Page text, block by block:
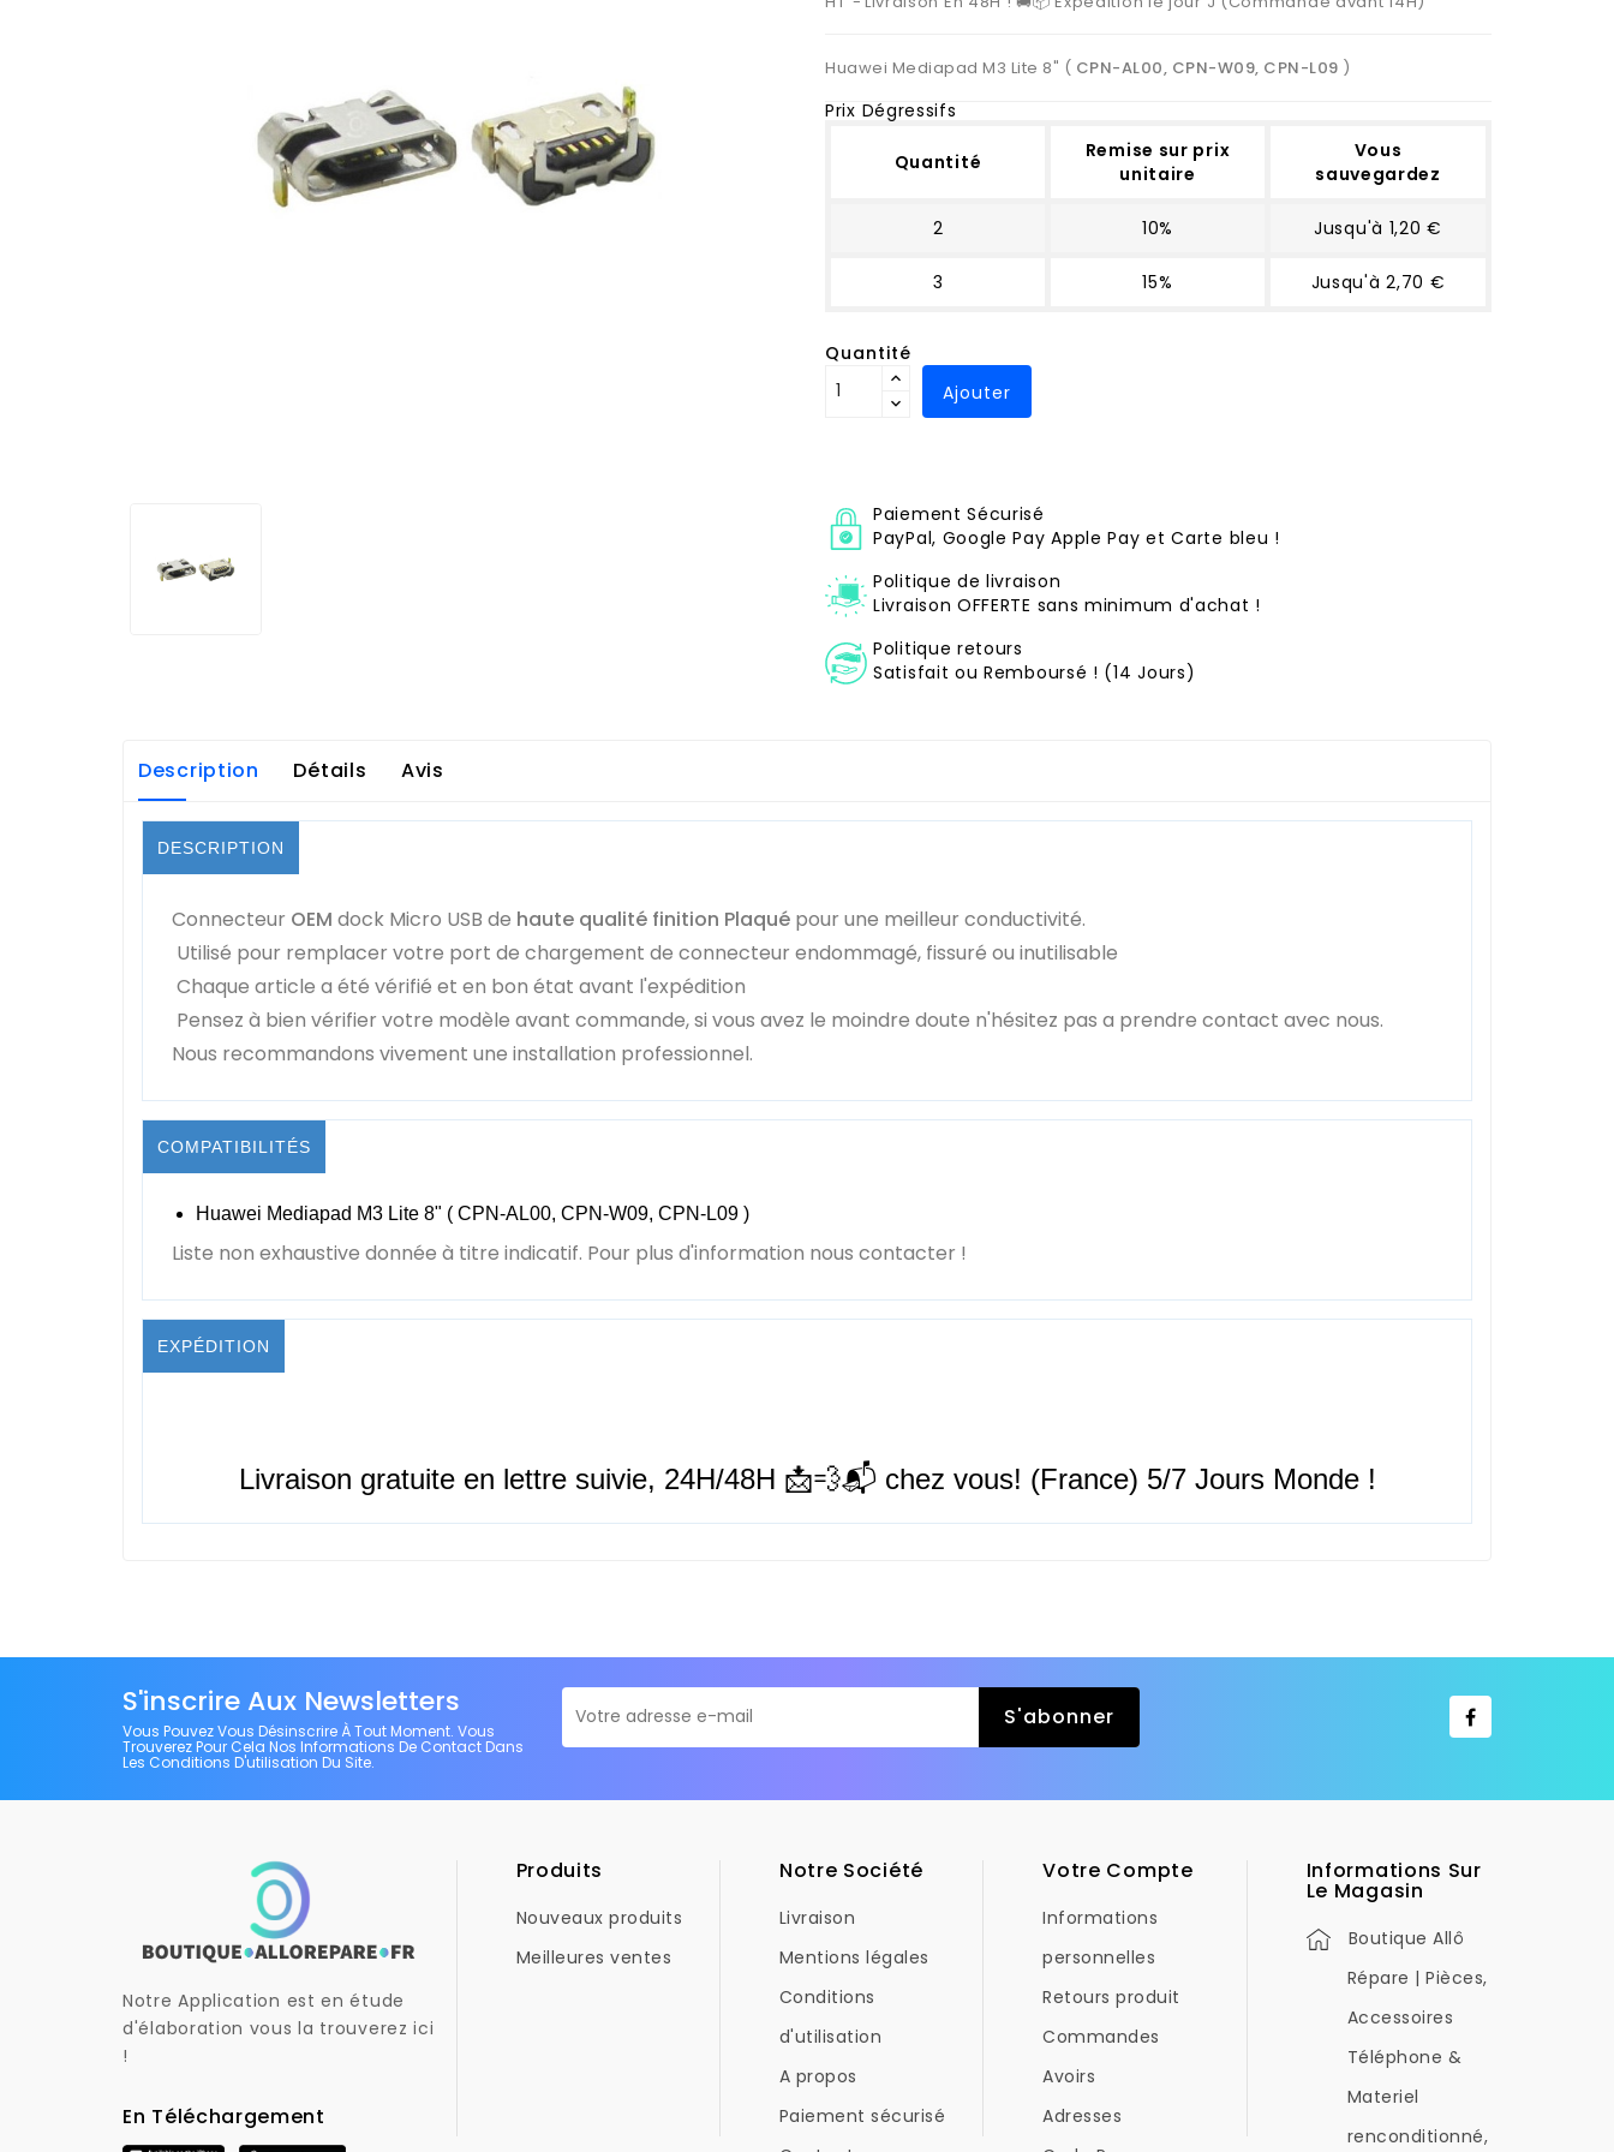
Huawei Mediapad M3 Lite 8" ( CPN-AL00, CPN-W09, CPN-L09 )
Prix Dégressifs
Quantité
Remise sur prix
unitaire
Vous
sauvegardez
2 10% Jusqu'à 1,20 €
3 15% Jusqu'à 2,70 €
Quantité
Ajouter
Paiement Sécurisé
PayPal, Google Pay Apple Pay et Carte bleu !
Politique de livraison
Livraison OFFERTE sans minimum d'achat !
Politique retours
Satisfait ou Remboursé ! (14 Jours)
Description Détails Avis
DESCRIPTION
Connecteur OEM dock Micro USB de haute qualité finition Plaqué pour une meilleur conductivité.
Utilisé pour remplacer votre port de chargement de connecteur endommagé, fissuré ou inutilisable
Chaque article a été vérifié et en bon état avant l'expédition
Pensez à bien vérifier votre modèle avant commande, si vous avez le moindre doute n'hésitez pas a prendre contact avec nous.
Nous recommandons vivement une installation professionnel.
COMPATIBILITÉS
Huawei Mediapad M3 Lite 8" ( CPN-AL00, CPN-W09, CPN-L09 )
Liste non exhaustive donnée à titre indicatif. Pour plus d'information nous contacter !
EXPÉDITION
Livraison gratuite en lettre suivie, 24H/48H 📩💨📬 chez vous! (France) 5/7 Jours Monde !
S'inscrire Aux Newsletters
Vous Pouvez Vous Désinscrire À Tout Moment. Vous
Trouverez Pour Cela Nos Informations De Contact Dans
Les Conditions D'utilisation Du Site.
Notre Application est en étude
d'élaboration vous la trouverez ici
!
En Téléchargement
Produits
Nouveaux produits
Meilleures ventes
Notre Société
Livraison
Mentions légales
Conditions
d'utilisation
A propos
Paiement sécurisé
Votre Compte
Informations
personnelles
Retours produit
Commandes
Avoirs
Adresses
Informations Sur
Le Magasin
Boutique Allô
Répare | Pièces,
Accessoires
Téléphone &
Materiel
renconditionné,